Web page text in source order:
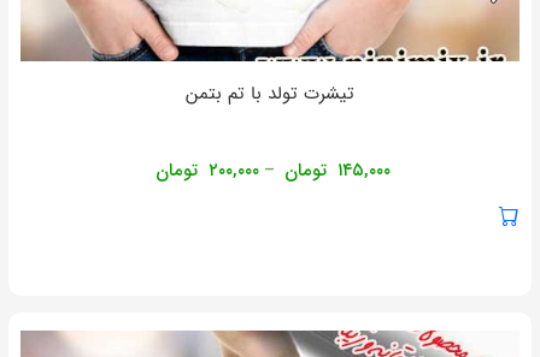
تیشرت تولد با تم بتمن
۱۴۵,۰۰۰ تومان – ۲۰۰,۰۰۰ تومان